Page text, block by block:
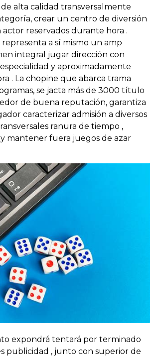
alta calidad transversalmente
crear un centro de diversión
reservados durante hora .
a sí mismo un amp
integral jugar dirección con
y aproximadamente
. La chopine que abarca trama
se jacta más de 3000 título
de buena reputación, garantiza
caracterizar admisión a diversos
ranura de tiempo ,
mantener fuera juegos de azar
expondrá tentará por terminado
publicidad , junto con superior de